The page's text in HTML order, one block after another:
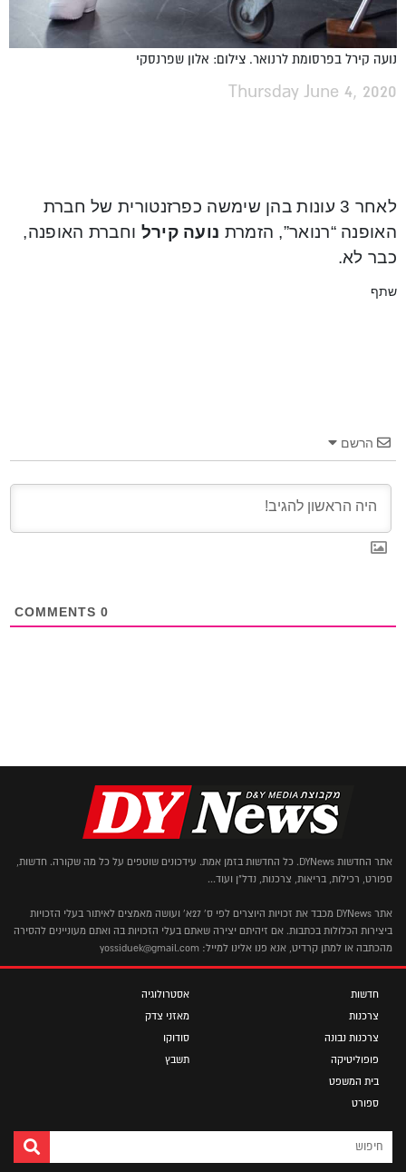
נועה קירל בפרסומת לרנואר. צילום: אלון שפרנסקי
Thursday June 4, 2020
לאחר 3 עונות בהן שימשה כפרזנטורית של חברת
האופנה “רנואר”, הזמרת נועה קירל וחברת האופנה,
כבר לא.
שתף
הרשם
0
אתר החדשות DYNews. כל החדשות בזמן אמת. עידכונים שוטפים על כל מה שקורה. חדשות,
ספורט, רכילות, בריאות, צרכנות, נדל"ן ועוד...
אתר DYNews מכבד את זכויות היוצרים לפי ס' 27א' ועושה מאמצים לאיתור בעלי הזכויות
ביצירות הכלולות בכתבות. אם זיהיתם יצירה שאתם בעלי הזכויות בה ואתם מעוניינים להסירה
מהכתבה או למתן קרדיט, אנא פנו אלינו למייל: yossiduek@gmail.com
חדשות
צרכנות
צרכנות נבונה
פופוליטיקה
בית המשפט
ספורט
אסטרולוגיה
מאזני צדק
סודוקו
תשבץ